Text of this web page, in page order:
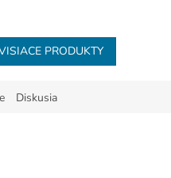
PRODUKTY
Diskusia